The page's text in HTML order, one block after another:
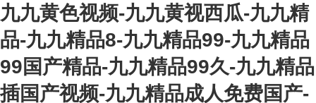
九九黄色视频-九九黄视西瓜-九九精
品-九九精品8-九九精品99-九九精品
99国产精品-九九精品99久-九九精品
插国产视频-九九精品成人免费国产-